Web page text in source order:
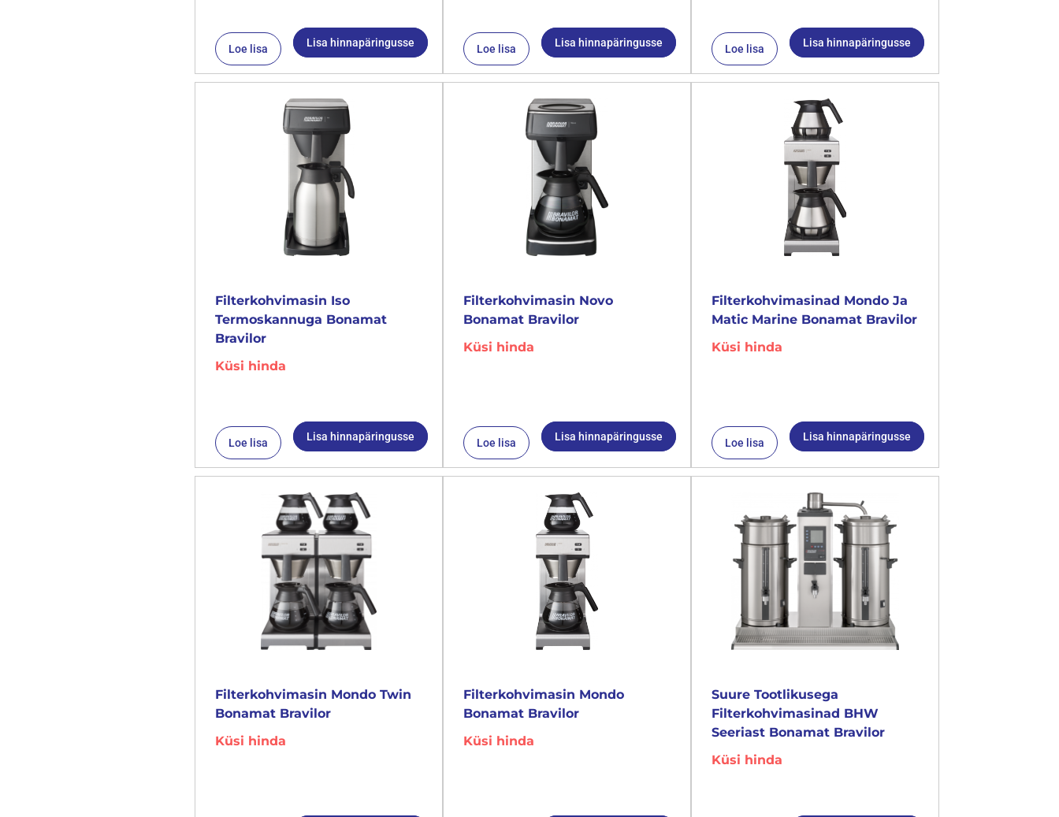
Loe lisa Lisa hinnapäringusse Loe lisa Lisa hinnapäringusse Loe lisa Lisa hinnapäringusse
Filterkohvimasin Iso
Termoskannuga Bonamat
Bravilor
Küsi hinda
Loe lisa Lisa hinnapäringusse
Filterkohvimasin Novo
Bonamat Bravilor
Küsi hinda
Loe lisa Lisa hinnapäringusse
Filterkohvimasinad Mondo Ja
Matic Marine Bonamat Bravilor
Küsi hinda
Loe lisa Lisa hinnapäringusse
Filterkohvimasin Mondo Twin
Bonamat Bravilor
Küsi hinda
Filterkohvimasin Mondo
Bonamat Bravilor
Küsi hinda
Suure Tootlikusega
Filterkohvimasinad BHW
Seeriast Bonamat Bravilor
Küsi hinda